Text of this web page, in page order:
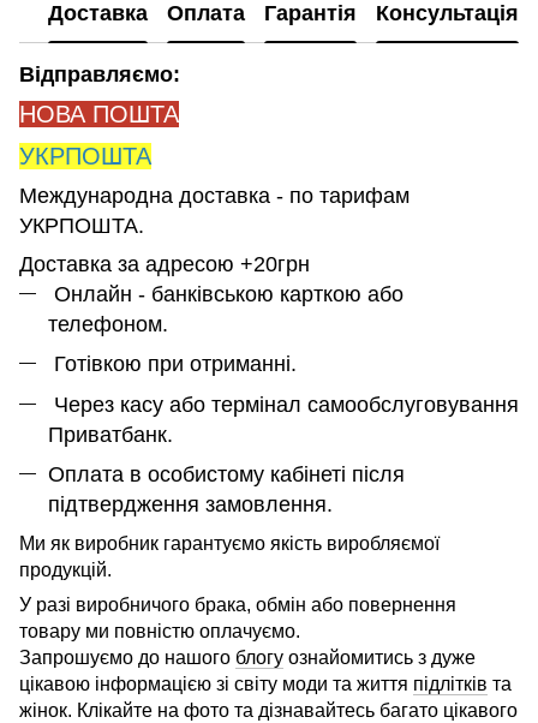
Доставка Оплата Гарантія Консультація
Відправляємо:
НОВА ПОШТА
УКРПОШТА
Международна доставка - по тарифам
УКРПОШТА.
Доставка за адресою +20грн
Онлайн - банківською карткою або
телефоном.
Готівкою при отриманні.
Через касу або термінал самообслуговування
Приватбанк.
Оплата в особистому кабінеті після
підтвердження замовлення.
Ми як виробник гарантуємо якість виробляємої
продукцій.
У разі виробничого брака, обмін або повернення
товару ми повністю оплачуємо.
Запрошуємо до нашого блогу ознайомитись з дуже
цікавою інформацією зі світу моди та життя підлітків та
жінок. Клікайте на фото та дізнавайтесь багато цікавого